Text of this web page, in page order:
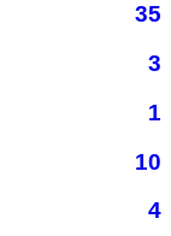
35
3
1
10
4